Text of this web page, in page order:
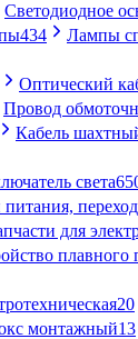
Светодиодное
434 Лампы
Оптический
Провод
Кабель
света
питания,
для
плавного
20
монтажный13